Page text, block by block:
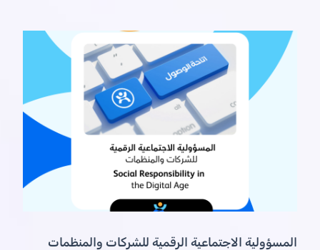
المسؤولية الاجتماعية الرقمية للشركات والمنظمات